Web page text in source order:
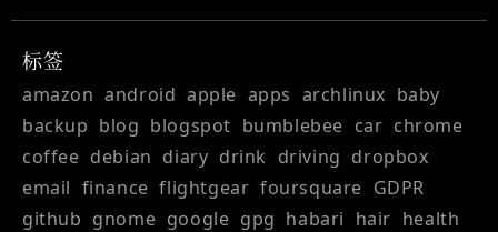
标签
amazon android apple apps archlinux baby
backup blog blogspot bumblebee car chrome
coffee debian diary drink driving dropbox
email finance flightgear foursquare GDPR
github gnome google gpg habari hair health